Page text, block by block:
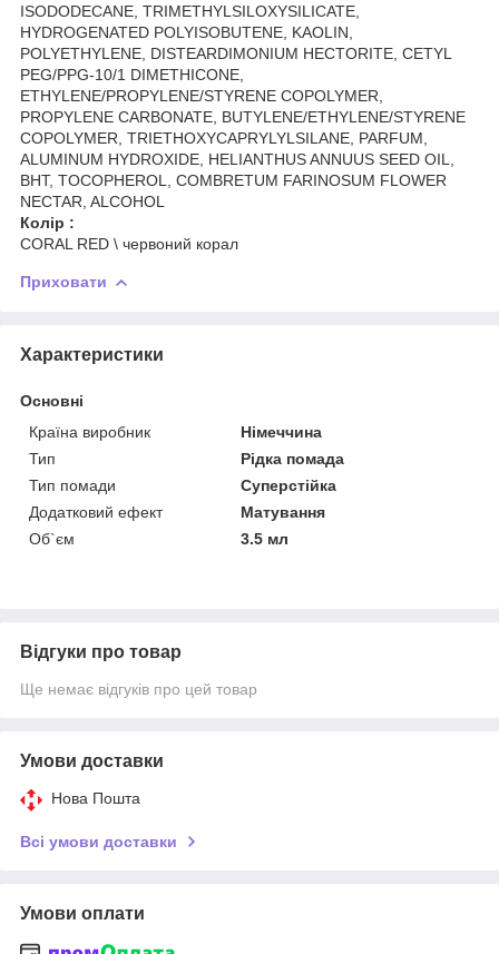
ISODODECANE, TRIMETHYLSILOXYSILICATE,
HYDROGENATED POLYISOBUTENE, KAOLIN,
POLYETHYLENE, DISTEARDIMONIUM HECTORITE, CETYL
PEG/PPG-10/1 DIMETHICONE,
ETHYLENE/PROPYLENE/STYRENE COPOLYMER,
PROPYLENE CARBONATE, BUTYLENE/ETHYLENE/STYRENE
COPOLYMER, TRIETHOXYCAPRYLYLSILANE, PARFUM,
ALUMINUM HYDROXIDE, HELIANTHUS ANNUUS SEED OIL,
BHT, TOCOPHEROL, COMBRETUM FARINOSUM FLOWER
NECTAR, ALCOHOL
Колір :
CORAL RED \ червоний корал
Приховати
Характеристики
Основні
Країна виробник
Німеччина
Тип
Рідка помада
Тип помади
Суперстійка
Додатковий ефект
Матування
Об`єм
3.5 мл
Відгуки про товар
Ще немає відгуків про цей товар
Умови доставки
Нова Пошта
Всі умови доставки
Умови оплати